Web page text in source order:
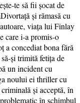
te să fii șocat de
și rămasă cu
viața lui Finlay
care i-a promis-o
a concediat bona fără
și trimită fetiţa de
un incident cu
noului ei thriller cu
și acceptă, în
în schimbul